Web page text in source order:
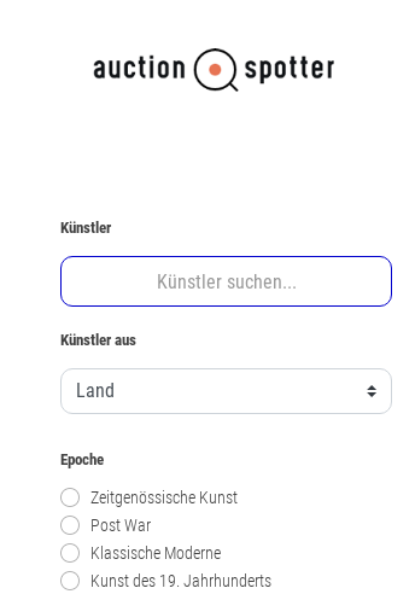
Künstler
Künstler aus
Epoche
Zeitgenössische Kunst
Post War
Klassische Moderne
Kunst des 19. Jahrhunderts